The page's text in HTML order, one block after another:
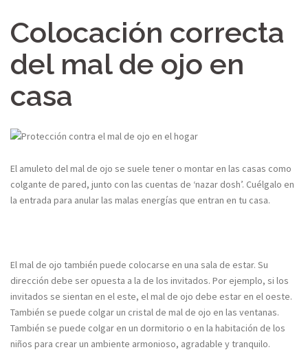
Colocación correcta
del mal de ojo en
casa
El amuleto del mal de ojo se suele tener o montar en las casas como
colgante de pared, junto con las cuentas de ‘nazar dosh’. Cuélgalo en
la entrada para anular las malas energías que entran en tu casa.
El mal de ojo también puede colocarse en una sala de estar. Su
dirección debe ser opuesta a la de los invitados. Por ejemplo, si los
invitados se sientan en el este, el mal de ojo debe estar en el oeste.
También se puede colgar un cristal de mal de ojo en las ventanas.
También se puede colgar en un dormitorio o en la habitación de los
niños para crear un ambiente armonioso, agradable y tranquilo.